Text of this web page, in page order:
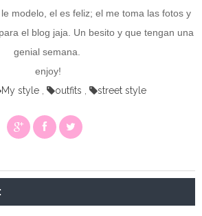
modelo, el es feliz; el me toma las fotos y
el blog jaja. Un besito y que tengan una
genial semana.
enjoy!
My style outfits street style